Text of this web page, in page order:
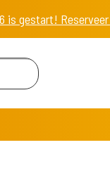
is gestart!